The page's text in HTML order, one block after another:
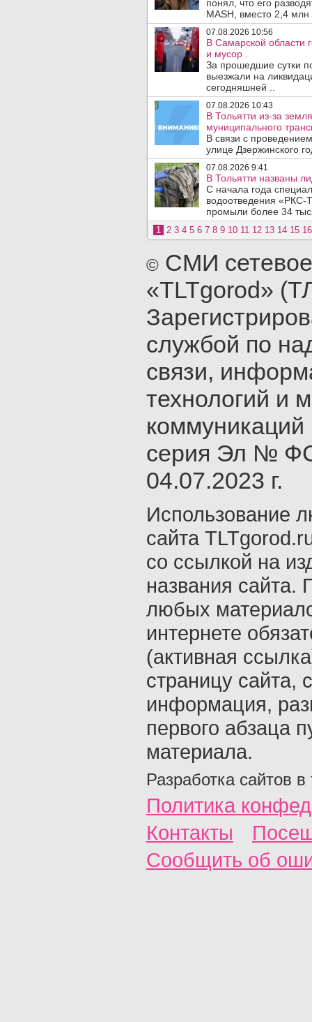
понял, что его
MASH, вместо 2,4 млн
07.08.2026 10:56
В Самарской области
и мусор .
За прошедшие сутки
выезжали на
сегодняшней ..
07.08.2026 10:43
В Тольятти из-за
муниципального
В связи с
улице Дзержинского
07.08.2026 9:41
В Тольятти названы
С начала года
водоотведения «РКС-
промыли более 34
1 2 3 4 5 6 7 8 9 10 11 12 13 14 15 16
© СМИ
«TLTgorod»
службой по
связи,
технологий и
серия Эл №
04.07.2023 г.
Использование
сайта
со ссылкой на
названия сайта.
любых
интернете
(активная
страницу сайта,
информация,
первого абзаца
материала.
Разработка сайтов в
Политика
Контакты
Сообщить об